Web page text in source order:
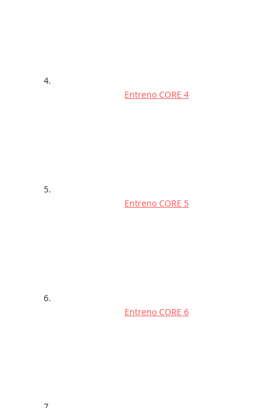
Entreno CORE 4
Entreno CORE 5
Entreno CORE 6